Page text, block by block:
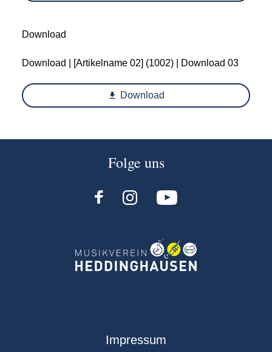
Download
Download | [Artikelname 02] (1002) | Download 03
Download
Folge uns
Navigation
Impressum